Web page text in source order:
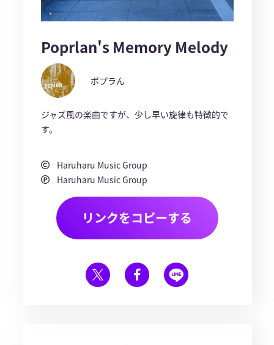
Poprlan's Memory Melody
ポプラん
ジャズ風の楽曲ですが、少し早い旋律も特徴的で
す。
Haruharu Music Group
Haruharu Music Group
リンクをコピーする